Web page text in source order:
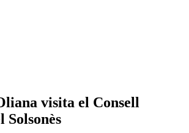
visita el Consell
Solsonès